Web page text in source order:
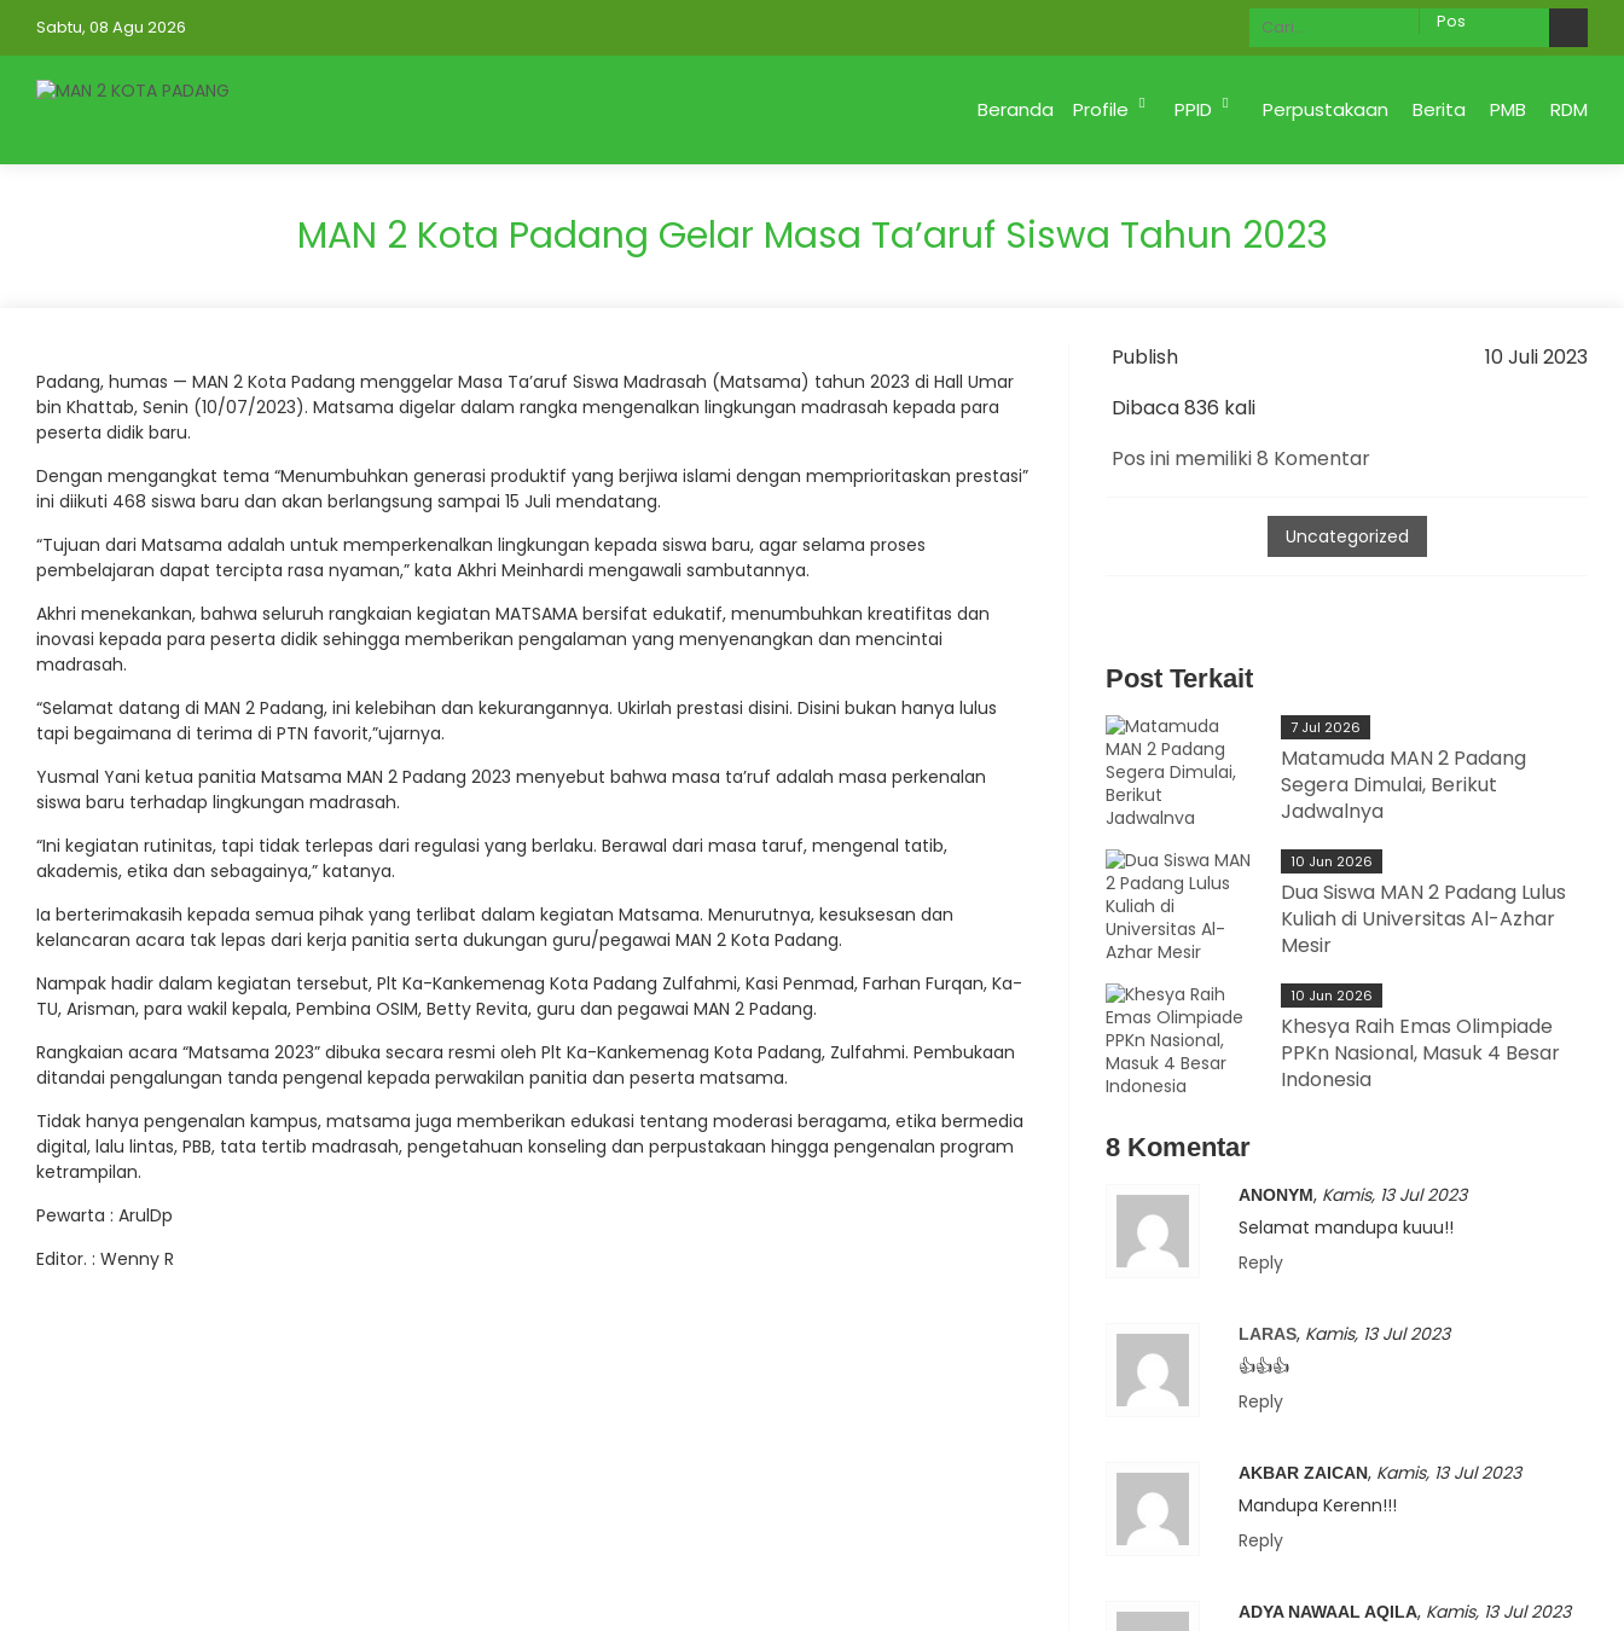
Sabtu, 08 Agu 2026 Ahlan Wa Sahlan di Website MAN 2 KOTA
Beranda Profile PPID Perpustakaan Berita PMB RDM
MAN 2 Kota Padang Gelar Masa Ta’aruf Siswa Tahun 2023
Padang, humas — MAN 2 Kota Padang menggelar Masa Ta’aruf Siswa Madrasah (Matsama) tahun 2023 di Hall Umar
bin Khattab, Senin (10/07/2023). Matsama digelar dalam rangka mengenalkan lingkungan madrasah kepada para
peserta didik baru.
Dengan mengangkat tema “Menumbuhkan generasi produktif yang berjiwa islami dengan memprioritaskan prestasi”
ini diikuti 468 siswa baru dan akan berlangsung sampai 15 Juli mendatang.
“Tujuan dari Matsama adalah untuk memperkenalkan lingkungan kepada siswa baru, agar selama proses
pembelajaran dapat tercipta rasa nyaman,” kata Akhri Meinhardi mengawali sambutannya.
Akhri menekankan, bahwa seluruh rangkaian kegiatan MATSAMA bersifat edukatif, menumbuhkan kreatifitas dan
inovasi kepada para peserta didik sehingga memberikan pengalaman yang menyenangkan dan mencintai
madrasah.
“Selamat datang di MAN 2 Padang, ini kelebihan dan kekurangannya. Ukirlah prestasi disini. Disini bukan hanya lulus
tapi begaimana di terima di PTN favorit,”ujarnya.
Yusmal Yani ketua panitia Matsama MAN 2 Padang 2023 menyebut bahwa masa ta’ruf adalah masa perkenalan
siswa baru terhadap lingkungan madrasah.
“Ini kegiatan rutinitas, tapi tidak terlepas dari regulasi yang berlaku. Berawal dari masa taruf, mengenal tatib,
akademis, etika dan sebagainya,” katanya.
Ia berterimakasih kepada semua pihak yang terlibat dalam kegiatan Matsama. Menurutnya, kesuksesan dan
kelancaran acara tak lepas dari kerja panitia serta dukungan guru/pegawai MAN 2 Kota Padang.
Nampak hadir dalam kegiatan tersebut, Plt Ka-Kankemenag Kota Padang Zulfahmi, Kasi Penmad, Farhan Furqan, Ka-
TU, Arisman, para wakil kepala, Pembina OSIM, Betty Revita, guru dan pegawai MAN 2 Padang.
Rangkaian acara “Matsama 2023” dibuka secara resmi oleh Plt Ka-Kankemenag Kota Padang, Zulfahmi. Pembukaan
ditandai pengalungan tanda pengenal kepada perwakilan panitia dan peserta matsama.
Tidak hanya pengenalan kampus, matsama juga memberikan edukasi tentang moderasi beragama, etika bermedia
digital, lalu lintas, PBB, tata tertib madrasah, pengetahuan konseling dan perpustakaan hingga pengenalan program
ketrampilan.
Pewarta : ArulDp
Editor. : Wenny R
Publish
10 Juli 2023
Dibaca 836 kali
Pos ini memiliki 8 Komentar
Uncategorized
Post Terkait
7 Jul 2026
Matamuda MAN 2 Padang
Segera Dimulai, Berikut
Jadwalnya
10 Jun 2026
Dua Siswa MAN 2 Padang Lulus
Kuliah di Universitas Al-Azhar
Mesir
10 Jun 2026
Khesya Raih Emas Olimpiade
PPKn Nasional, Masuk 4 Besar
Indonesia
8 Komentar
ANONYM, Kamis, 13 Jul 2023
Selamat mandupa kuuu!!
Reply
LARAS, Kamis, 13 Jul 2023
👍👍👍
Reply
AKBAR ZAICAN, Kamis, 13 Jul 2023
Mandupa Kerenn!!!
Reply
ADYA NAWAAL AQILA, Kamis, 13 Jul 2023